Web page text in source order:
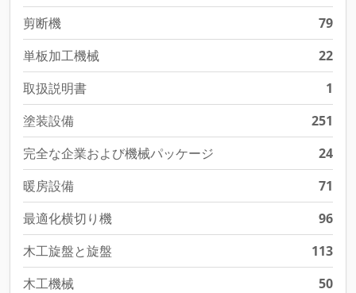
剪断機
79
単板加工機械
22
取扱説明書
1
塗装設備
251
完全な企業および機械パッケージ
24
暖房設備
71
最適化横切り機
96
木工旋盤と旋盤
113
木工機械
50